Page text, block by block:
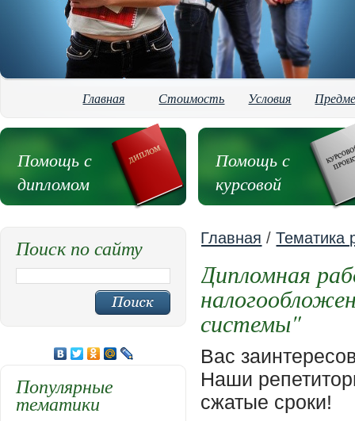
Главная Стоимость Условия
Помощь с
дипломом
Помощь с
курсовой
Главная /Тематика
Дипломная
системы"
Вас
Наши
сжатые сроки!
Поиск по сайту
Популярные
тематики